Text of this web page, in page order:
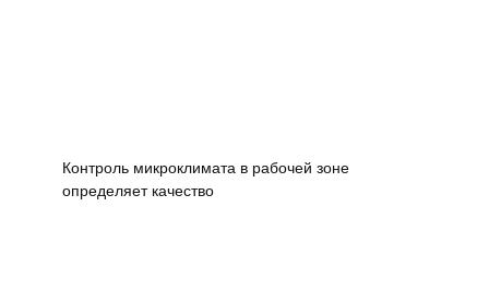
Контроль микроклимата в рабочей зоне
определяет качество